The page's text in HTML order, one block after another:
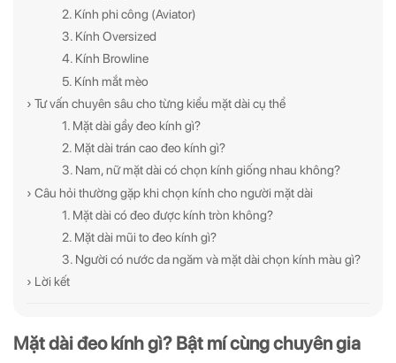
2. Kính phi công (Aviator)
3. Kính Oversized
4. Kính Browline
5. Kính mắt mèo
› Tư vấn chuyên sâu cho từng kiểu mặt dài cụ thể
1. Mặt dài gầy đeo kính gì?
2. Mặt dài trán cao đeo kính gì?
3. Nam, nữ mặt dài có chọn kính giống nhau không?
› Câu hỏi thường gặp khi chọn kính cho người mặt dài
1. Mặt dài có đeo được kính tròn không?
2. Mặt dài mũi to đeo kính gì?
3. Người có nước da ngăm và mặt dài chọn kính màu gì?
› Lời kết
Mặt dài đeo kính gì? Bật mí cùng chuyên gia
Những thông tin hữu ích & ưu đãi đặc biệt dành riêng
cho bạn!
Những thông tin hữu ích và ưu đãi quà tặng dành riêng
cho bạn!